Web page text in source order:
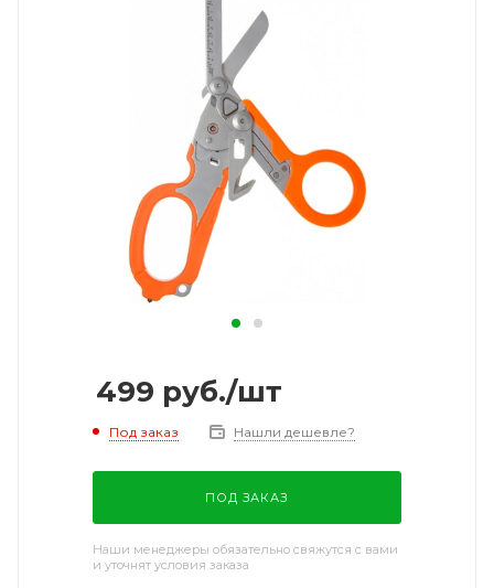
499 руб./шт
Под заказ Нашли дешевле?
ПОД ЗАКАЗ
Наши менеджеры обязательно свяжутся с вами
и уточнят условия заказа